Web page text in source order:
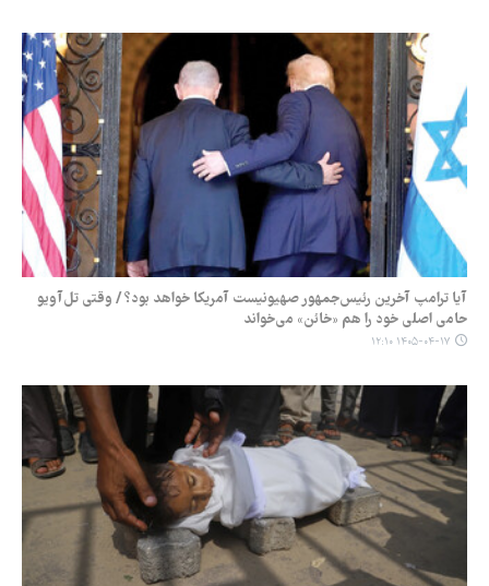
آیا ترامپ آخرین رئیس‌جمهور صهیونیست آمریکا خواهد بود؟ / وقتی تل‌آویو
حامی اصلی خود را هم «خائن» می‌خواند
۱۴۰۵-۰۴-۱۷ ۱۲:۱۰